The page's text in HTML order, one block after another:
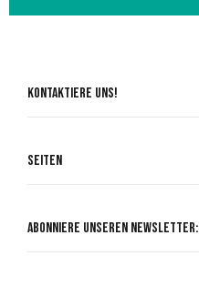
Abonniere unseren Newsletter:
Kontaktiere uns!
Seiten